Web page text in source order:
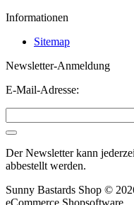
Informationen
Sitemap
Newsletter-Anmeldung
E-Mail-Adresse:
Der Newsletter kann
abbestellt werden.
Sunny Bastards Shop ©
eCommerce Shopsoftware